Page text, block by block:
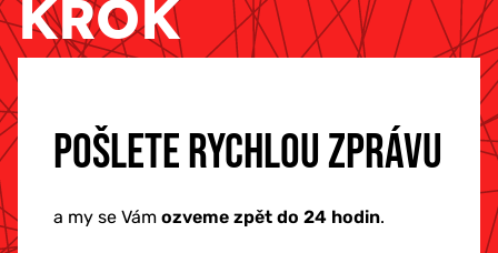
KROK
POŠLETE RYCHLOU ZPRÁVU
a my se Vám ozveme zpět do 24 hodin.